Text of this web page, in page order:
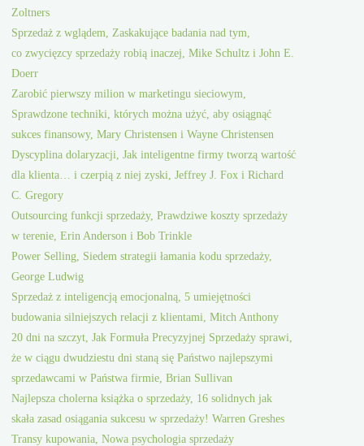
Zoltners
Sprzedaż z wglądem, Zaskakujące badania nad tym,
co zwycięzcy sprzedaży robią inaczej, Mike Schultz i John E.
Doerr
Zarobić pierwszy milion w marketingu sieciowym,
Sprawdzone techniki, których można użyć, aby osiągnąć
sukces finansowy, Mary Christensen i Wayne Christensen
Dyscyplina dolaryzacji, Jak inteligentne firmy tworzą wartość
dla klienta… i czerpią z niej zyski, Jeffrey J. Fox i Richard
C. Gregory
Outsourcing funkcji sprzedaży, Prawdziwe koszty sprzedaży
w terenie, Erin Anderson i Bob Trinkle
Power Selling, Siedem strategii łamania kodu sprzedaży,
George Ludwig
Sprzedaż z inteligencją emocjonalną, 5 umiejętności
budowania silniejszych relacji z klientami, Mitch Anthony
20 dni na szczyt, Jak Formuła Precyzyjnej Sprzedaży sprawi,
że w ciągu dwudziestu dni staną się Państwo najlepszymi
sprzedawcami w Państwa firmie, Brian Sullivan
Najlepsza cholerna książka o sprzedaży, 16 solidnych jak
skała zasad osiągania sukcesu w sprzedaży! Warren Greshes
Transy kupowania, Nowa psychologia sprzedaży